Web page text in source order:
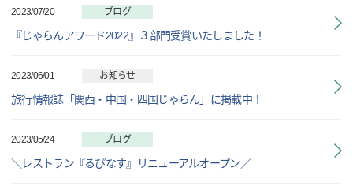
2023/07/20 ブログ
『じゃらんアワード2022』３部門受賞いたしました！
2023/06/01 お知らせ
旅行情報誌「関西・中国・四国じゃらん」に掲載中！
2023/05/24 ブログ
＼レストラン『るぴなす』リニューアルオープン／